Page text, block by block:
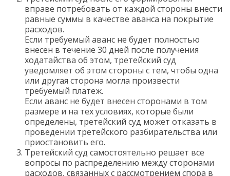
вправе потребовать от каждой стороны внести
равные суммы в качестве аванса на покрытие
расходов.
Если требуемый аванс не будет полностью
внесен в течение 30 дней после получения
ходатайства об этом, третейский суд
уведомляет об этом стороны с тем, чтобы одна
или другая сторона могла произвести
требуемый платеж.
Если аванс не будет внесен сторонами в том
размере и на тех условиях, которые были
определены, третейский суд может отказать в
проведении третейского разбирательства или
приостановить его.
Третейский суд самостоятельно решает все
вопросы по распределению между сторонами
расходов, связанных с рассмотрением спора в